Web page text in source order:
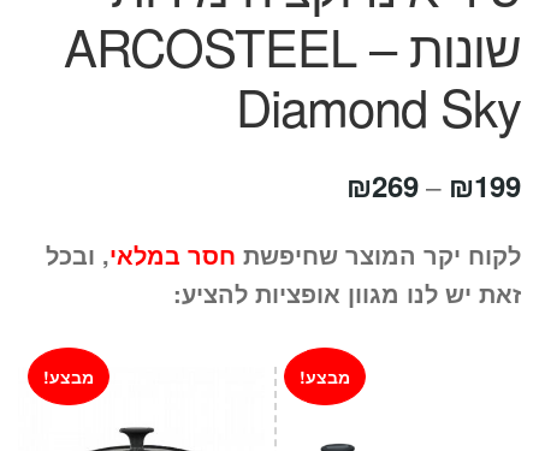
שונות ARCOSTEEL –
Diamond Sky
₪199
–
₪269
עד
לקוח יקר המוצר שחיפשת חסר במלאי, ובכל
זאת יש לנו מגוון אופציות להציע:
מבצע! מבצע!